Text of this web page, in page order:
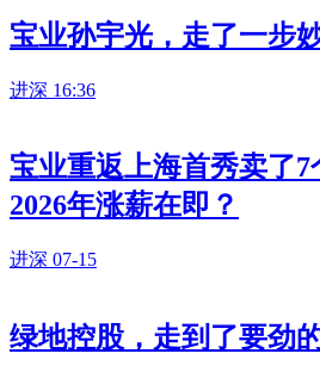
宝业孙宇光，走了一步
进深 16:36
宝业重返上海首秀卖了
2026年涨薪在即？
进深 07-15
绿地控股，走到了要劲